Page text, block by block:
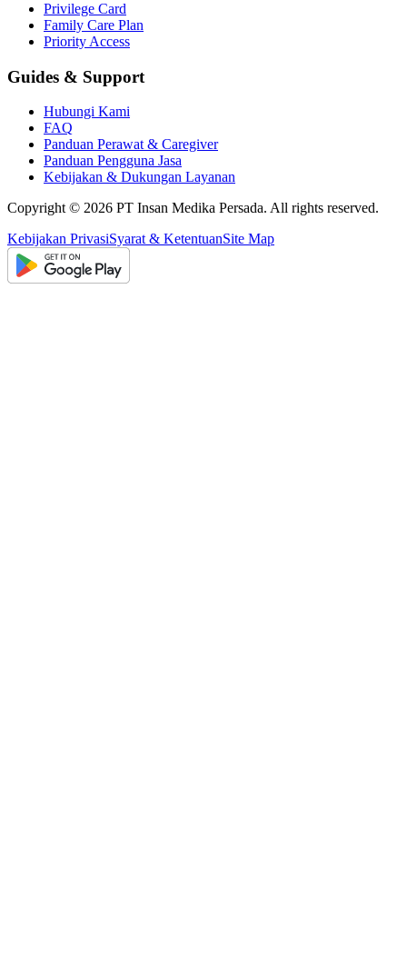
Privilege Card
Family Care Plan
Priority Access
Guides & Support
Hubungi Kami
FAQ
Panduan Perawat & Caregiver
Panduan Pengguna Jasa
Kebijakan & Dukungan Layanan
Copyright © 2026 PT Insan Medika Persada. All rights reserved.
Kebijakan PrivasiSyarat & KetentuanSite Map